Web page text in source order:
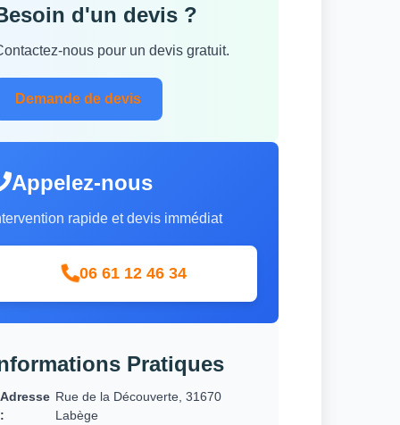
d'un devis ?
nous pour un devis gratuit.
Demande de devis
Appelez-nous
rapide et devis immédiat
06 61 12 46 34
Pratiques
Adresse
:
Rue de la Découverte, 31670
Labège